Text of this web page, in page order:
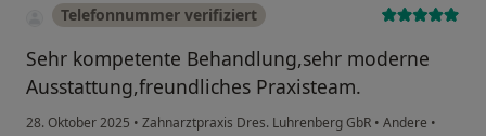
Telefonnummer verifiziert
Sehr kompetente Behandlung,sehr moderne
Ausstattung,freundliches Praxisteam.
28. Oktober 2025 • Zahnarztpraxis Dres. Luhrenberg GbR • Andere •